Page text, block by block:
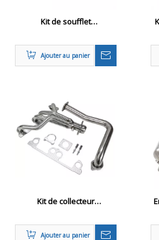
Kit de soufflet
les camions commerciaux
Ajouter au panier
Kit de collecteur
Jeep YJ 4.0L
Ajouter au panier